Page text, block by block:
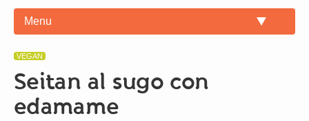
Menu
VEGAN
Seitan al sugo con
edamame